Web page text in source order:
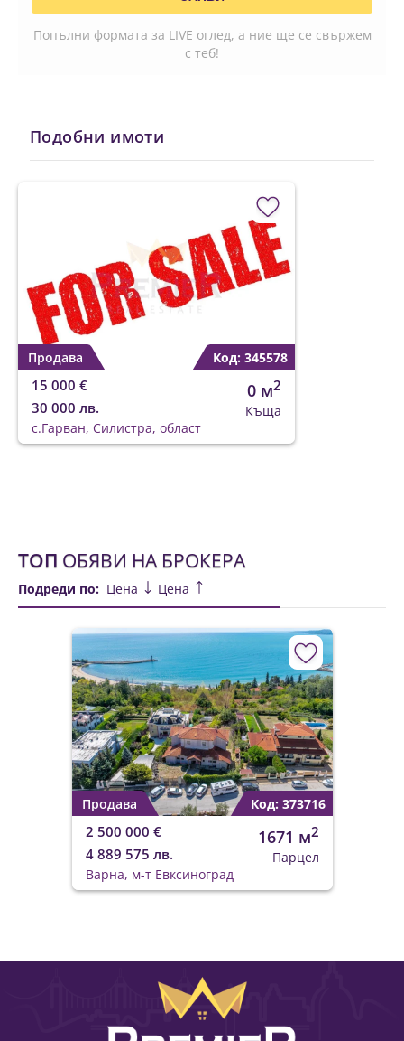
Попълни формата за LIVE оглед, а ние ще се свържем
с теб!
Подобни имоти
Продава Код: 345578
15 000 €
30 000 лв.
0 м2
Къща
с.Гарван, Силистра, област
ТОП ОБЯВИ НА БРОКЕРА
Подреди по: Цена Цена
Продава Код: 373716
2 500 000 €
4 889 575 лв.
1671 м2
Парцел
Варна, м-т Евксиноград